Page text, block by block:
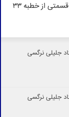
شرح خطبه ۳۳ نهج البلاغه استاد حسینی قمی در قسمتی از خطبه ۳۳